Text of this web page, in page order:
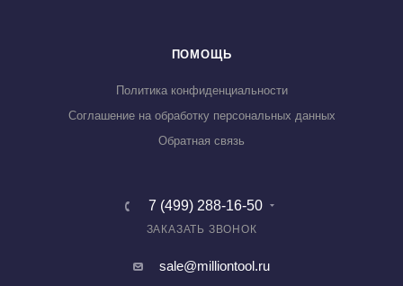
ПОМОЩЬ
Политика конфиденциальности
Соглашение на обработку персональных данных
Обратная связь
7 (499) 288-16-50
ЗАКАЗАТЬ ЗВОНОК
sale@milliontool.ru